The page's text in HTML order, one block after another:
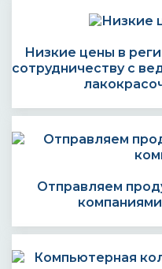
Низкие цены в
сотрудничеству с
Отправляем